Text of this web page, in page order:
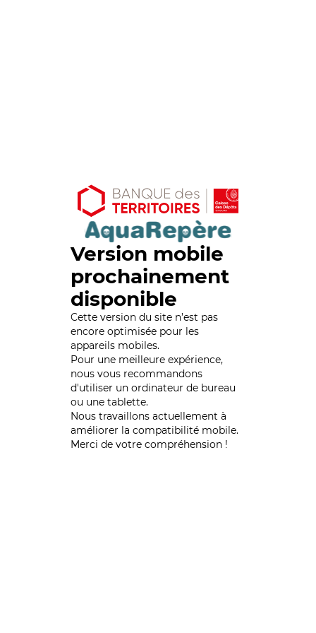
Version mobile
prochainement
disponible
Cette version du site n’est pas
encore optimisée pour les
appareils mobiles.
Pour une meilleure expérience,
nous vous recommandons
d'utiliser un ordinateur de bureau
ou une tablette.
Nous travaillons actuellement à
améliorer la compatibilité mobile.
Merci de votre compréhension !